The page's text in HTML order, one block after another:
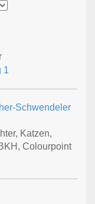
Schwendeler
Katzen,
Colourpoint